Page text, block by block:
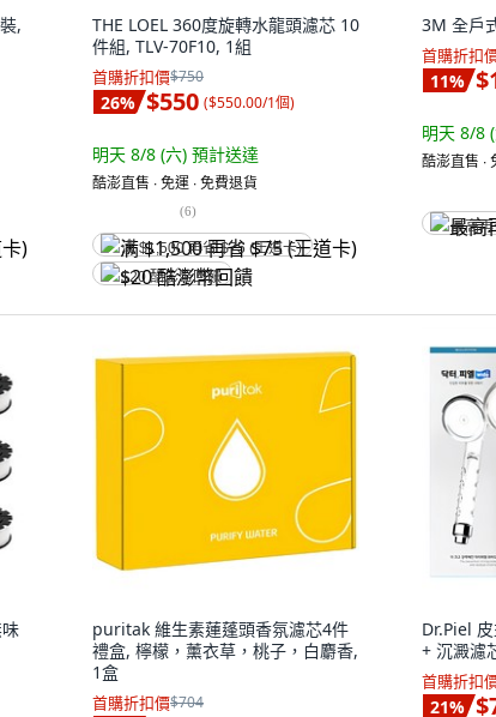
,
THE LOEL 360度旋轉水龍頭濾芯 10
件組, TLV-70F10, 1組
首購折扣價$750
26% $550 ($550.00/1個)
明天 8/8 (六) 預計送達
酷澎直售 ∙ 免運 ∙ 免費退貨
(6)
满 $1,500 再省 $75 (王道卡)
$20 酷澎幣回饋
3M 全戶
首購折扣
11%
明天 8/8
酷澎直售 ∙
最高
puritak 維生素蓮蓬頭香氛濾芯4件
禮盒, 檸檬，薰衣草，桃子，白麝香,
1盒
首購折扣價$704
Dr.Piel
+ 沉澱濾
首購折扣
21%